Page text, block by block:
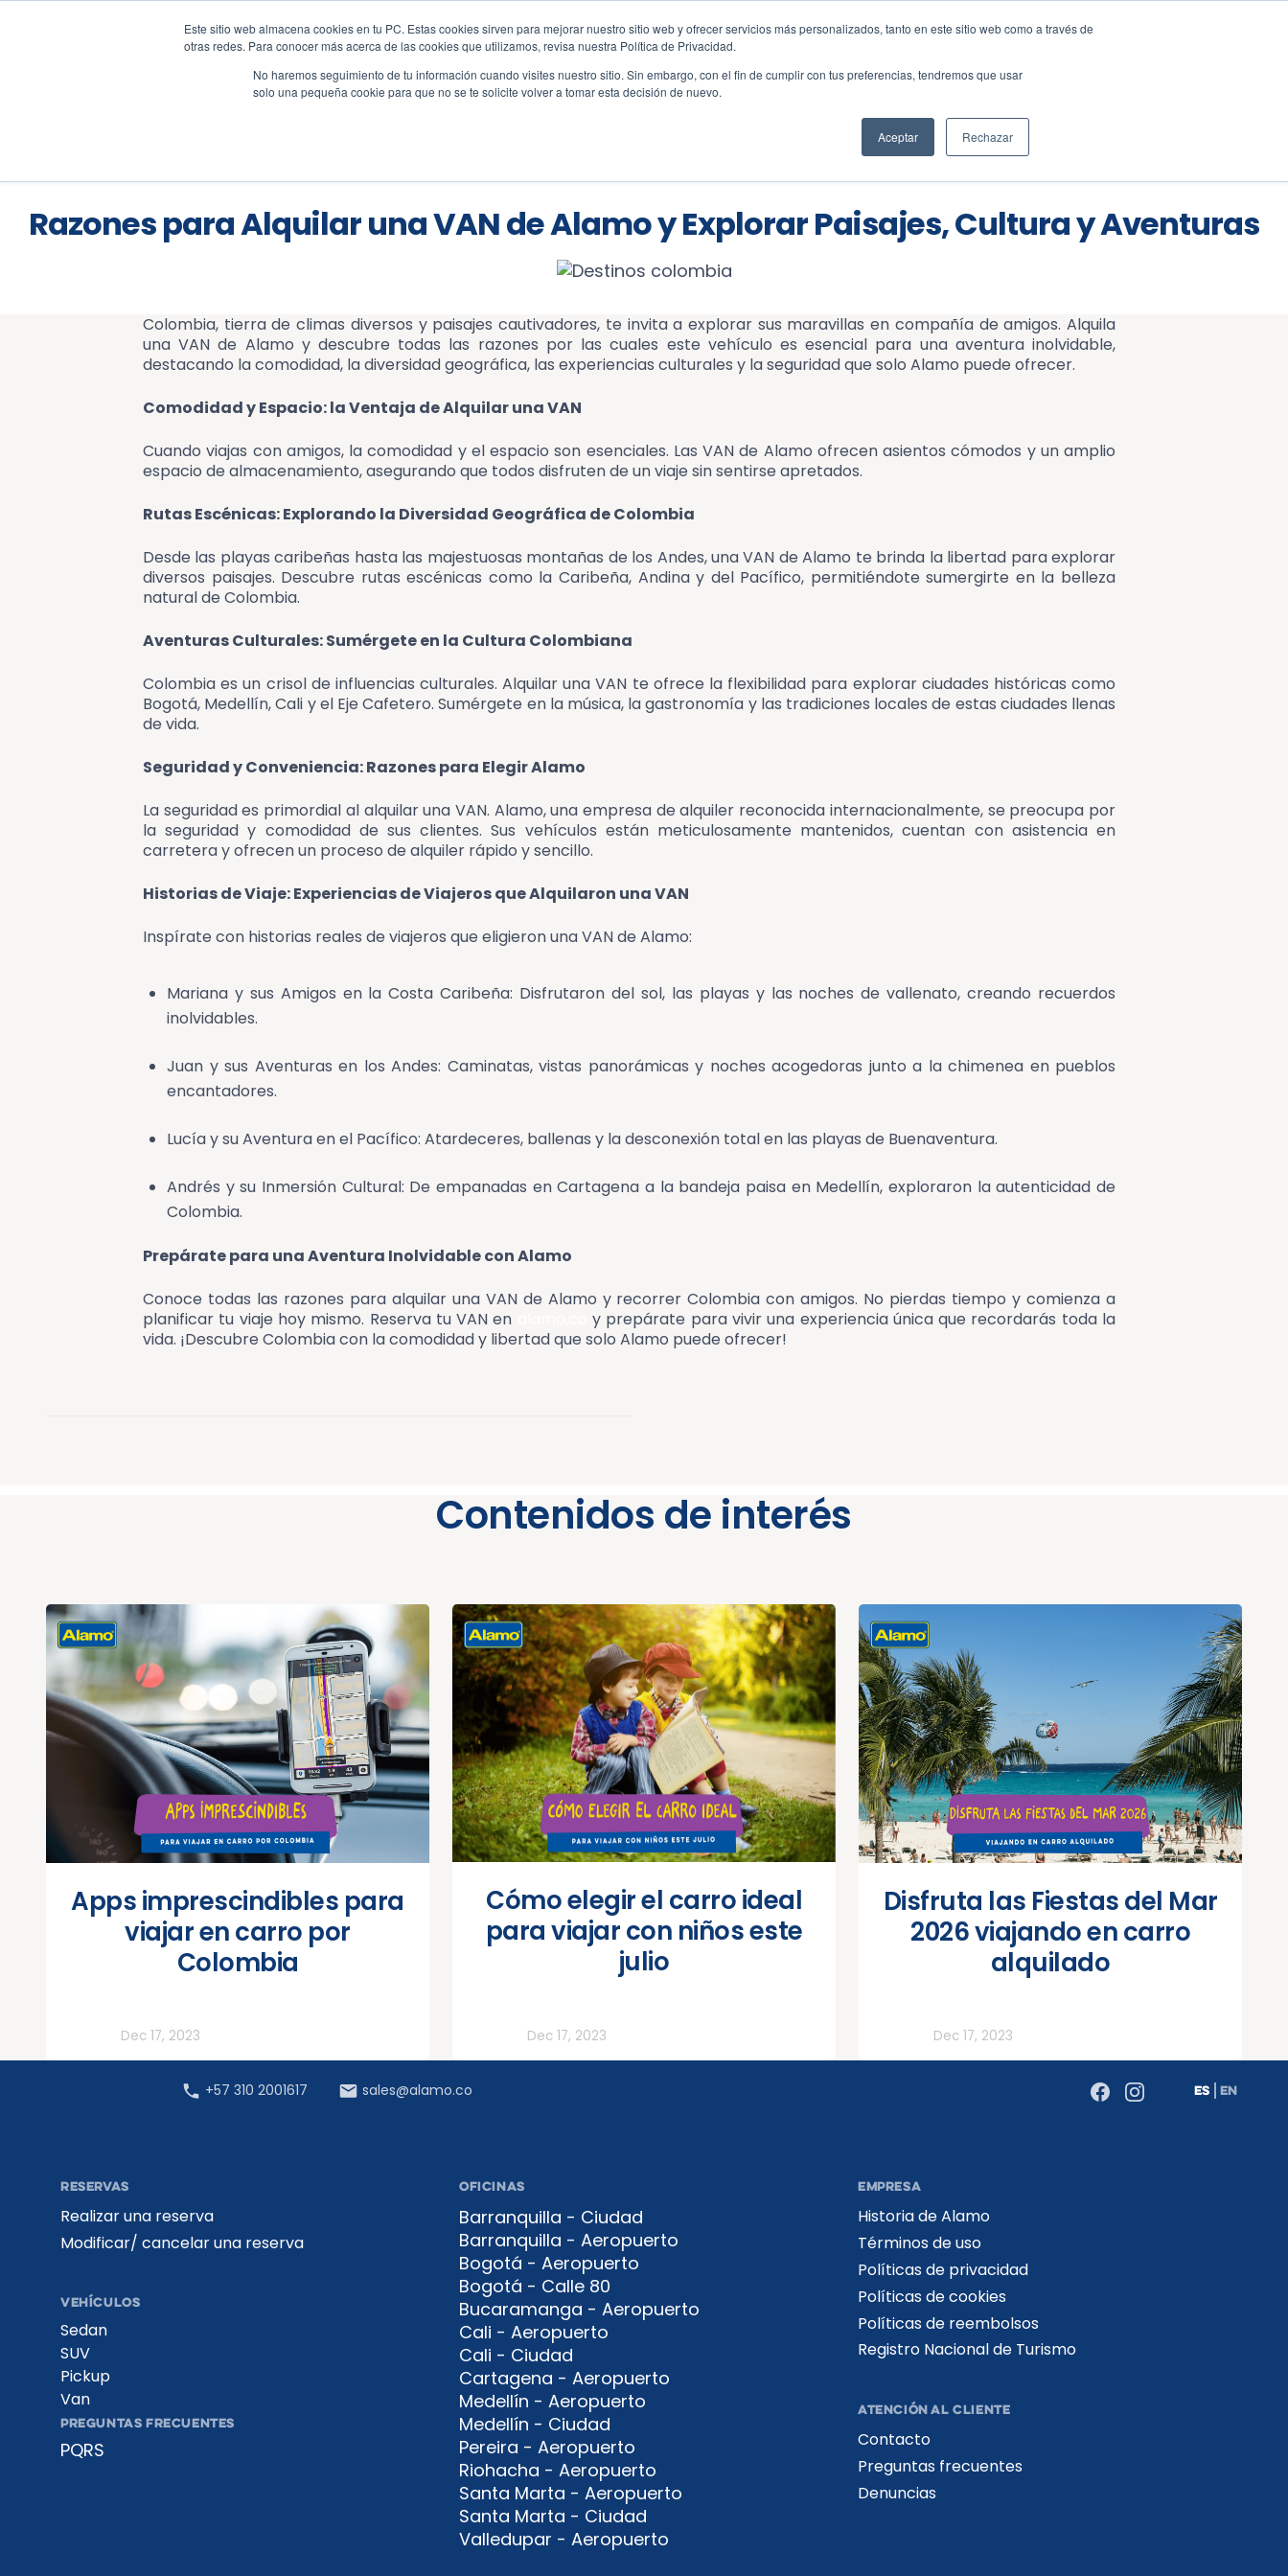
Este sitio web almacena cookies en tu PC. Estas cookies sirven para mejorar nuestro sitio web y ofrecer servicios más personalizados, tanto en este sitio web como a través de
otras redes. Para conocer más acerca de las cookies que utilizamos, revisa nuestra Política de Privacidad.
No haremos seguimiento de tu información cuando visites nuestro sitio. Sin embargo, con el fin de cumplir con tus preferencias, tendremos que usar
solo una pequeña cookie para que no se te solicite volver a tomar esta decisión de nuevo.
Aceptar Rechazar
+57 310 2001617 sales@alamo.co
Reservas Vehículos Oficinas
Razones para Alquilar una VAN de Alamo y Explorar Paisajes, Cultura y Aventuras
Colombia, tierra de climas diversos y paisajes cautivadores, te invita a explorar sus maravillas en compañía de amigos. Alquila
una VAN de Alamo y descubre todas las razones por las cuales este vehículo es esencial para una aventura inolvidable,
destacando la comodidad, la diversidad geográfica, las experiencias culturales y la seguridad que solo Alamo puede ofrecer.
Comodidad y Espacio: la Ventaja de Alquilar una VAN
Cuando viajas con amigos, la comodidad y el espacio son esenciales. Las VAN de Alamo ofrecen asientos cómodos y un amplio
espacio de almacenamiento, asegurando que todos disfruten de un viaje sin sentirse apretados.
Rutas Escénicas: Explorando la Diversidad Geográfica de Colombia
Desde las playas caribeñas hasta las majestuosas montañas de los Andes, una VAN de Alamo te brinda la libertad para explorar
diversos paisajes. Descubre rutas escénicas como la Caribeña, Andina y del Pacífico, permitiéndote sumergirte en la belleza
natural de Colombia.
Aventuras Culturales: Sumérgete en la Cultura Colombiana
Colombia es un crisol de influencias culturales. Alquilar una VAN te ofrece la flexibilidad para explorar ciudades históricas como
Bogotá, Medellín, Cali y el Eje Cafetero. Sumérgete en la música, la gastronomía y las tradiciones locales de estas ciudades llenas
de vida.
Seguridad y Conveniencia: Razones para Elegir Alamo
La seguridad es primordial al alquilar una VAN. Alamo, una empresa de alquiler reconocida internacionalmente, se preocupa por
la seguridad y comodidad de sus clientes. Sus vehículos están meticulosamente mantenidos, cuentan con asistencia en
carretera y ofrecen un proceso de alquiler rápido y sencillo.
Historias de Viaje: Experiencias de Viajeros que Alquilaron una VAN
Inspírate con historias reales de viajeros que eligieron una VAN de Alamo:
Mariana y sus Amigos en la Costa Caribeña: Disfrutaron del sol, las playas y las noches de vallenato, creando recuerdos
inolvidables.
Juan y sus Aventuras en los Andes: Caminatas, vistas panorámicas y noches acogedoras junto a la chimenea en pueblos
encantadores.
Lucía y su Aventura en el Pacífico: Atardeceres, ballenas y la desconexión total en las playas de Buenaventura.
Andrés y su Inmersión Cultural: De empanadas en Cartagena a la bandeja paisa en Medellín, exploraron la autenticidad de
Colombia.
Prepárate para una Aventura Inolvidable con Alamo
Conoce todas las razones para alquilar una VAN de Alamo y recorrer Colombia con amigos. No pierdas tiempo y comienza a
planificar tu viaje hoy mismo. Reserva tu VAN en
y prepárate para vivir una experiencia única que recordarás toda la
vida. ¡Descubre Colombia con la comodidad y libertad que solo Alamo puede ofrecer!
Contenidos de interés
Apps imprescindibles para
viajar en carro por
Colombia
Dec 17, 2023
Cómo elegir el carro ideal
para viajar con niños este
julio
Dec 17, 2023
Disfruta las Fiestas del Mar
2026 viajando en carro
alquilado
Dec 17, 2023
+57 310 2001617 sales@alamo.co ES EN
RESERVAS
Realizar una reserva
Modificar/ cancelar una reserva
VEHÍCULOS
Sedan
SUV
Pickup
Van
PREGUNTAS FRECUENTES
PQRS
OFICINAS
Barranquilla - Ciudad
Barranquilla - Aeropuerto
Bogotá - Aeropuerto
Bogotá - Calle 80
Bucaramanga - Aeropuerto
Cali - Aeropuerto
Cali - Ciudad
Cartagena - Aeropuerto
Medellín - Aeropuerto
Medellín - Ciudad
Pereira - Aeropuerto
Riohacha - Aeropuerto
Santa Marta - Aeropuerto
Santa Marta - Ciudad
Valledupar - Aeropuerto
EMPRESA
Historia de Alamo
Términos de uso
Políticas de privacidad
Políticas de cookies
Políticas de reembolsos
Registro Nacional de Turismo​
ATENCIÓN AL CLIENTE
Contacto
Preguntas frecuentes
Denuncias